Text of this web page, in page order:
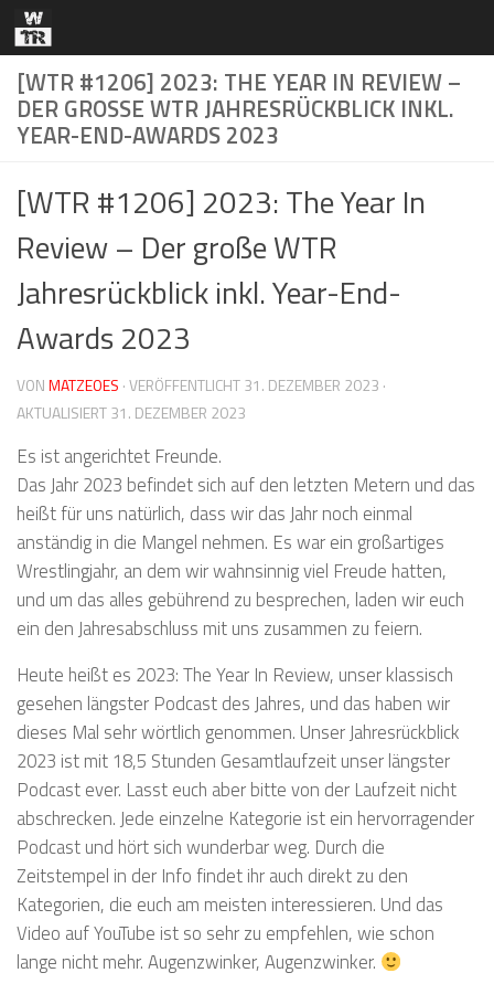
Zum Inhalt springen
[WTR #1206] 2023: THE YEAR IN REVIEW –
DER GROSSE WTR JAHRESRÜCKBLICK INKL. Y
EAR-END-AWARDS 2023
[WTR #1206] 2023: The Year In
Review – Der große WTR
Jahresrückblick inkl. Year-End-
Awards 2023
VONMATZEOES · VERÖFFENTLICHT31. DEZEMBER 2023 ·
AKTUALISIERT31. DEZEMBER 2023
Es ist angerichtet Freunde.
Das Jahr 2023 befindet sich auf den letzten Metern und das
heißt für uns natürlich, dass wir das Jahr noch einmal
anständig in die Mangel nehmen. Es war ein großartiges
Wrestlingjahr, an dem wir wahnsinnig viel Freude hatten,
und um das alles gebührend zu besprechen, laden wir euch
ein den Jahresabschluss mit uns zusammen zu feiern.
Heute heißt es 2023: The Year In Review, unser klassisch
gesehen längster Podcast des Jahres, und das haben wir
dieses Mal sehr wörtlich genommen. Unser Jahresrückblick
2023 ist mit 18,5 Stunden Gesamtlaufzeit unser längster
Podcast ever. Lasst euch aber bitte von der Laufzeit nicht
abschrecken. Jede einzelne Kategorie ist ein hervorragender
Podcast und hört sich wunderbar weg. Durch die
Zeitstempel in der Info findet ihr auch direkt zu den
Kategorien, die euch am meisten interessieren. Und das
Video auf YouTube ist so sehr zu empfehlen, wie schon
lange nicht mehr. Augenzwinker, Augenzwinker.